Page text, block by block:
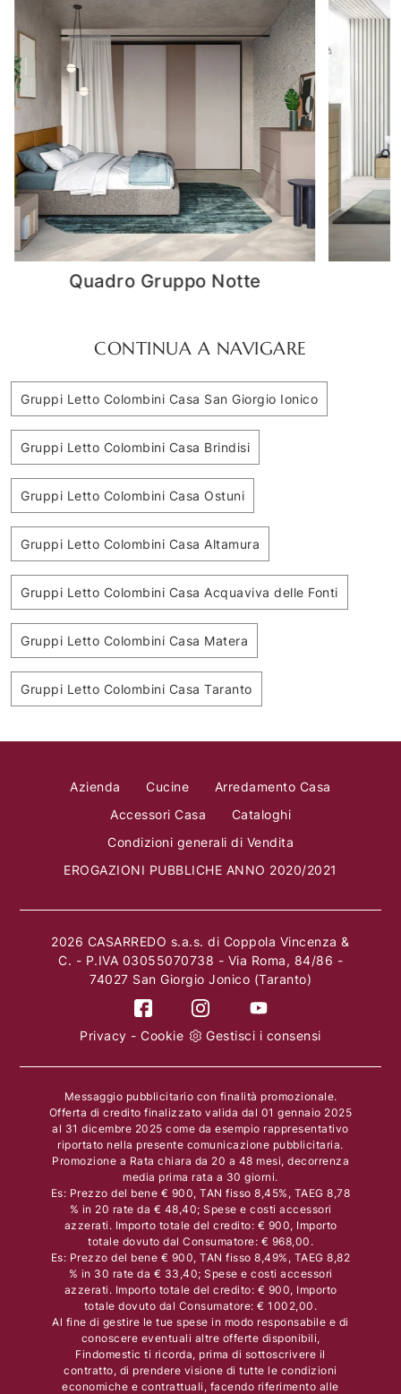
Tray Gruppo Notte
CONTINUA A NAVIGARE
Gruppi Letto Colombini Casa San Giorgio Ionico
Gruppi Letto Colombini Casa Brindisi
Gruppi Letto Colombini Casa Ostuni
Gruppi Letto Colombini Casa Altamura
Gruppi Letto Colombini Casa Acquaviva delle Fonti
Gruppi Letto Colombini Casa Matera
Gruppi Letto Colombini Casa Taranto
Azienda Cucine
Arredamento Casa
Accessori Casa
Cataloghi
Condizioni generali di Vendita
EROGAZIONI PUBBLICHE ANNO 2020/2021
2026 CASARREDO s.a.s. di Coppola Vincenza &
C. - P.IVA 03055070738 - Via Roma, 84/86 -
74027 San Giorgio Jonico (Taranto)
Privacy -Cookie Gestisci i consensi
Messaggio pubblicitario con finalità promozionale.
Offerta di credito finalizzato valida dal 01 gennaio 2025
al 31 dicembre 2025 come da esempio rappresentativo
riportato nella presente comunicazione pubblicitaria.
Promozione a Rata chiara da 20 a 48 mesi, decorrenza
media prima rata a 30 giorni.
Es: Prezzo del bene € 900, TAN fisso 8,45%, TAEG 8,78
% in 20 rate da € 48,40; Spese e costi accessori
azzerati. Importo totale del credito: € 900, Importo
totale dovuto dal Consumatore: € 968,00.
Es: Prezzo del bene € 900, TAN fisso 8,49%, TAEG 8,82
% in 30 rate da € 33,40; Spese e costi accessori
azzerati. Importo totale del credito: € 900, Importo
totale dovuto dal Consumatore: € 1002,00.
Al fine di gestire le tue spese in modo responsabile e di
conoscere eventuali altre offerte disponibili,
Findomestic ti ricorda, prima di sottoscrivere il
contratto, di prendere visione di tutte le condizioni
economiche e contrattuali, facendo riferimento alle